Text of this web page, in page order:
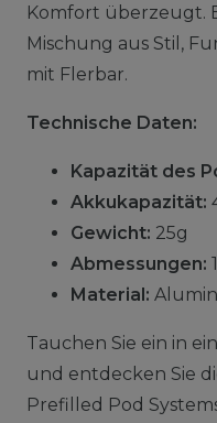
Komfort überzeugt.
Mischung aus Stil,
mit Flerbar.
Technische Daten:
Kapazität des
Akkukapazität:
Gewicht: 25g
Abmessungen:
Material:
Tauchen Sie ein in
und entdecken Sie
Prefilled Pod